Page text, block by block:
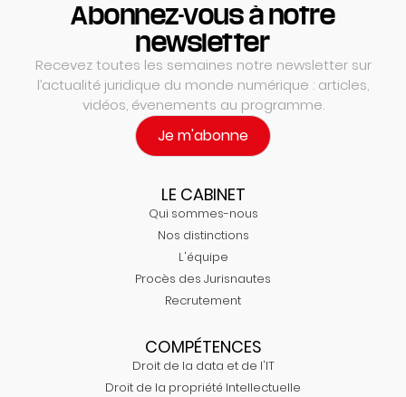
Abonnez-vous à notre
newsletter
Recevez toutes les semaines notre newsletter sur
l’actualité juridique du monde numérique : articles,
vidéos, évenements au programme.
Je m'abonne
LE CABINET
Qui sommes-nous
Nos distinctions
L'équipe
Procès des Jurisnautes
Recrutement
COMPÉTENCES
Droit de la data et de l'IT
Droit de la propriété Intellectuelle